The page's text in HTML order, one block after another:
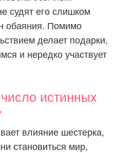
судят его слишком
обаяния. Помимо
делает подарки,
и нередко участвует
истинных
влияние шестерка,
становиться мир,